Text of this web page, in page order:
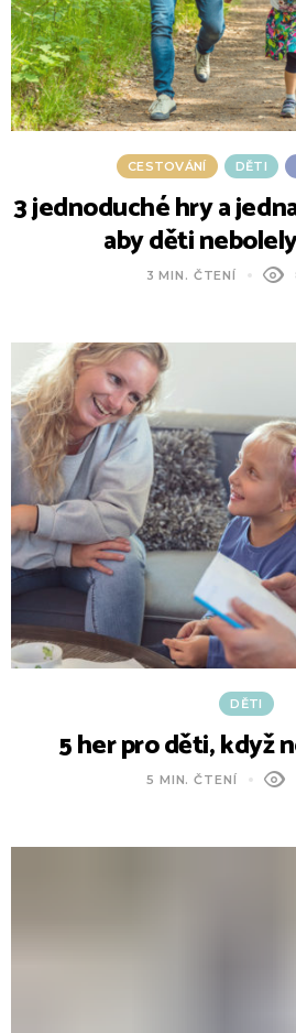
CESTOVÁNÍ DĚTI
3 jednoduché hry a
aby děti
3 MIN. ČTENÍ
DĚTI
5 her pro děti, když
5 MIN. ČTENÍ